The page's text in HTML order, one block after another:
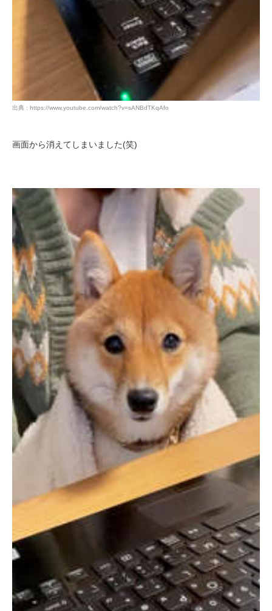
出典 : https://www.youtube.com/watch?v=sANBdTKqAfo
画面から消えてしまいました(笑)
pecodogs
いぬ部をフォロー
pecocats
ねこ部をフォロー